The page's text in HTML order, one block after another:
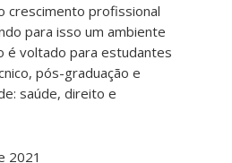
crescimento profissional
para isso um ambiente
é voltado para estudantes
pós-graduação e
saúde, direito e
2021